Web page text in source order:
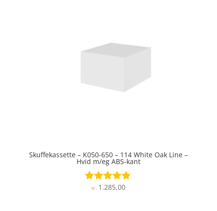
Skuffekassette – K050-650 – 114 White Oak Line –
Hvid m/eg ABS-kant
Vurderet
kr.1.285,00